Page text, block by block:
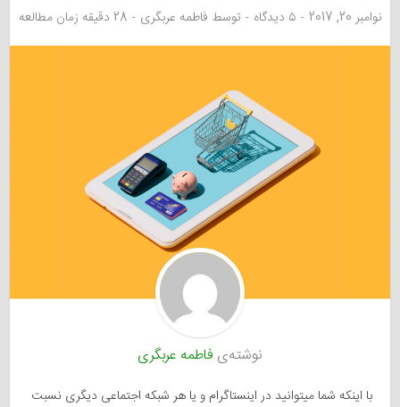
نوامبر 20, 2017 ۵ دیدگاه توسط فاطمه عربگری 28 دقیقه زمان مطالعه
نوشته‌ی فاطمه عربگری
با اینکه شما میتوانید در اینستاگرام و یا هر شبکه اجتماعی دیگری نسبت